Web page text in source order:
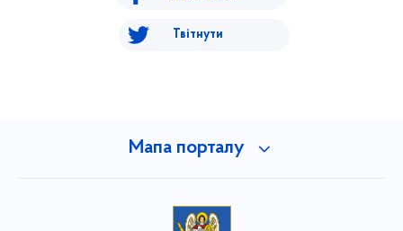
Твітнути
Мапа порталу